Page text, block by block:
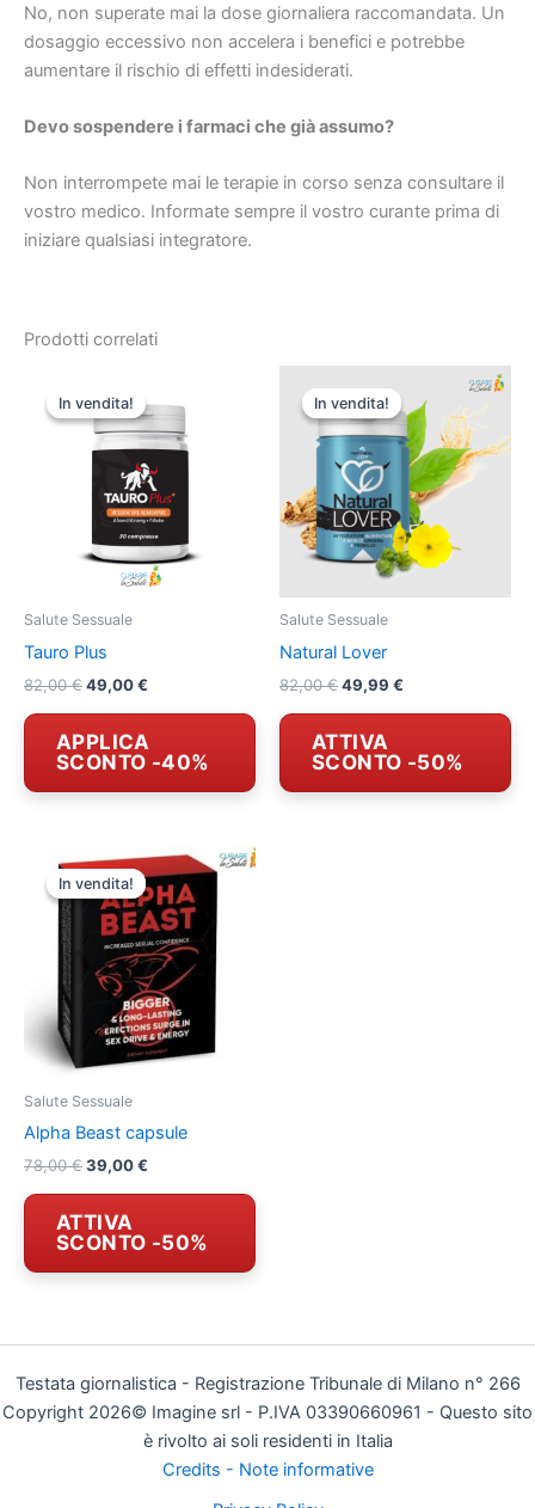
No, non superate mai la dose giornaliera raccomandata. Un
dosaggio eccessivo non accelera i benefici e potrebbe
aumentare il rischio di effetti indesiderati.
Devo sospendere i farmaci che già assumo?
Non interrompete mai le terapie in corso senza consultare il
vostro medico. Informate sempre il vostro curante prima di
iniziare qualsiasi integratore.
Prodotti correlati
In vendita!
In vendita!
Salute Sessuale
Tauro Plus
82,00€Il
era:
82,00 €.
49,00€
è:
49,00 €.
APPLICA
SCONTO -40%
In vendita!
In vendita!
Salute Sessuale
Natural Lover
82,00€Il
era:
82,00 €.
49,99 €
49,99 €.
ATTIVA
SCONTO -50%
In vendita!
In vendita!
Salute Sessuale
Alpha Beast capsule
78,00€Il
era:
78,00 €.
39,00€
39,00 €.
ATTIVA
SCONTO -50%
Testata giornalistica - Registrazione Tribunale di Milano n° 266
Copyright 2026© Imagine srl - P.IVA 03390660961 - Questo sito
è rivolto ai soli residenti in Italia
Credits - Note informative